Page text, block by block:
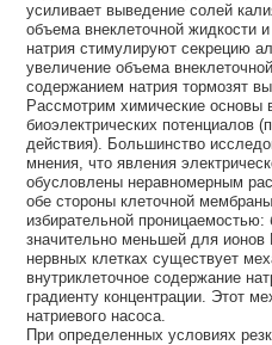
усиливает выведение солей
объема внеклеточной жидкости
натрия стимулируют секрецию
увеличение объема
содержанием натрия тормозят
Рассмотрим химические основы
биоэлектрических потенциалов
действия). Большинство
мнения, что явления
обусловлены неравномерным
обе стороны клеточной
избирательной
значительно меньшей для
нервных клетках существует
внутриклеточное содержание
градиенту концентрации. Этот
натриевого насоса.
При определенных условиях